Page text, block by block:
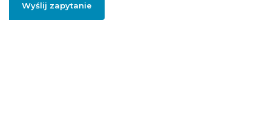
Wyślij zapytanie